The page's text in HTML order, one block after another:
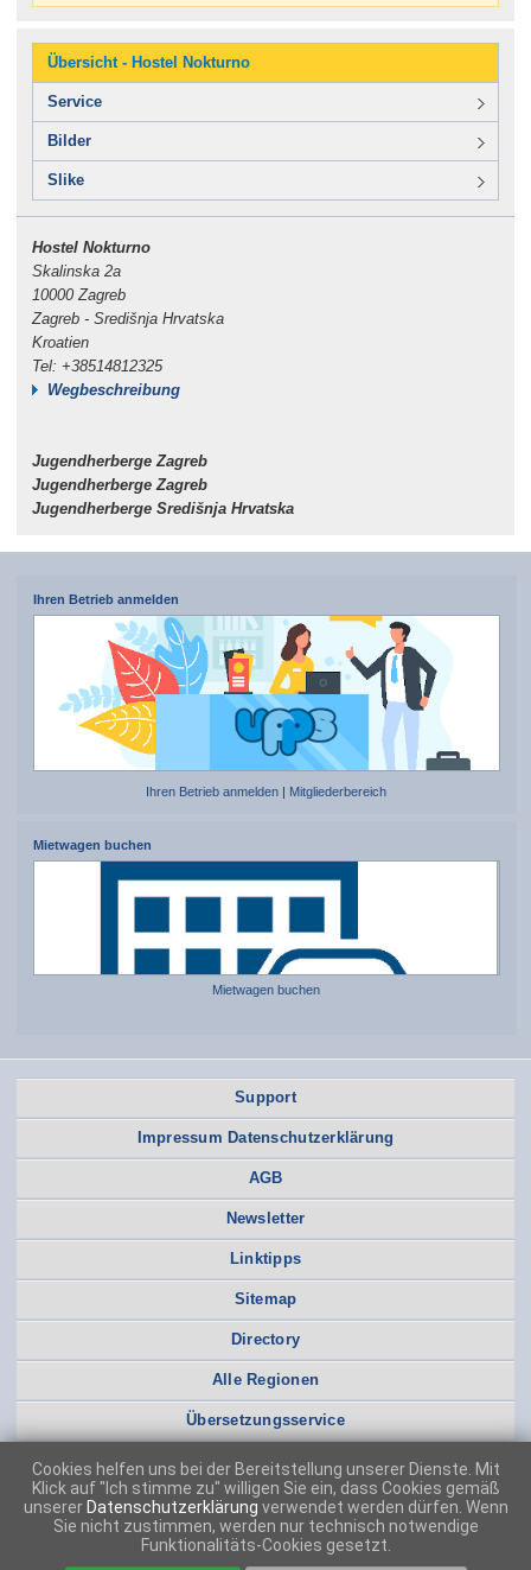
Übersicht - Hostel Nokturno
Service
Bilder
Slike
Hostel Nokturno
Skalinska 2a
10000 Zagreb
Zagreb - Središnja Hrvatska
Kroatien
Tel: +38514812325
Wegbeschreibung
Jugendherberge Zagreb
Jugendherberge Zagreb
Jugendherberge Središnja Hrvatska
Ihren Betrieb anmelden
Ihren Betrieb anmelden Mitgliederbereich
Mietwagen buchen
Mietwagen buchen
Support
Impressum Datenschutzerklärung
AGB
Newsletter
Linktipps
Sitemap
Directory
Alle Regionen
Übersetzungsservice
Cookies helfen uns bei der Bereitstellung unserer Dienste. Mit
Klick auf "Ich stimme zu" willigen Sie ein, dass Cookies gemäß
unserer Datenschutzerklärung verwendet werden dürfen. Wenn
Sie nicht zustimmen, werden nur technisch notwendige
Funktionalitäts-Cookies gesetzt.